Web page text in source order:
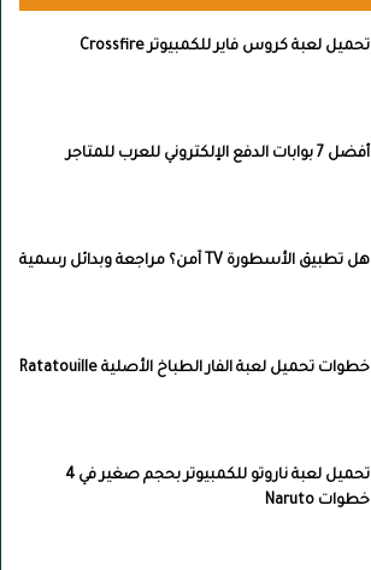
تحميل لعبة كروس فاير للكمبيوتر Crossfire
أفضل 7 بوابات الدفع الإلكتروني للعرب للمتاجر
هل تطبيق الأسطورة TV آمن؟ مراجعة وبدائل رسمية
خطوات تحميل لعبة الفار الطباخ الأصلية Ratatouille
تحميل لعبة ناروتو للكمبيوتر بحجم صغير في 4
خطوات Naruto